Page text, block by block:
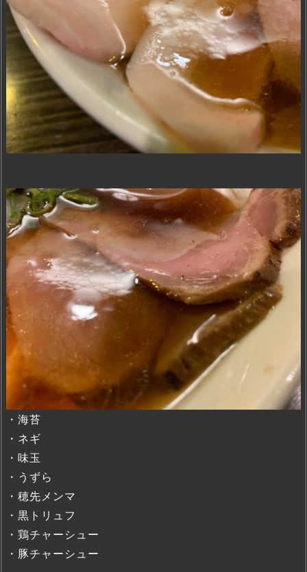
・海苔
・ネギ
・味玉
・うずら
・穂先メンマ
・黒トリュフ
・鶏チャーシュー
・豚チャーシュー